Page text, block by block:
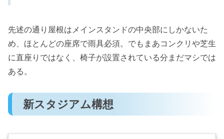
先述の通り屋根はメインスタンドの中央部にしかないた
め、ほとんどの座席で雨具必須。でもまあコンクリや芝生
に直座りではなく、椅子が設置されている分まだマシでは
ある。
新スタジアム構想